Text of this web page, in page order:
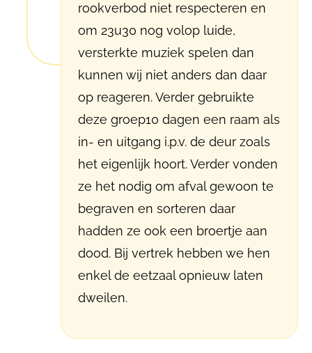
rookverbod niet respecteren en
om 23u30 nog volop luide,
versterkte muziek spelen dan
kunnen wij niet anders dan daar
op reageren. Verder gebruikte
deze groep10 dagen een raam als
in- en uitgang i.p.v. de deur zoals
het eigenlijk hoort. Verder vonden
ze het nodig om afval gewoon te
begraven en sorteren daar
hadden ze ook een broertje aan
dood. Bij vertrek hebben we hen
enkel de eetzaal opnieuw laten
dweilen.